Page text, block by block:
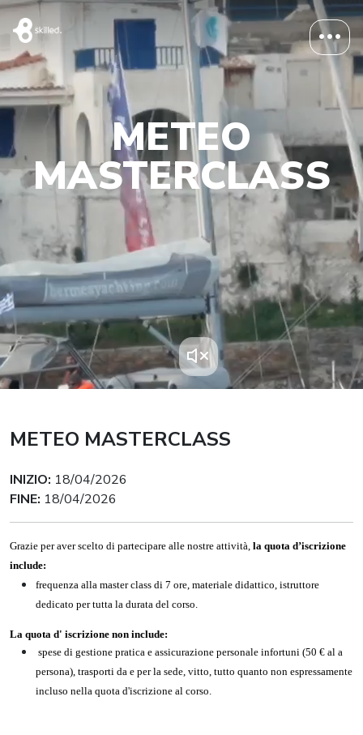
METEO
MASTERCLASS
METEO MASTERCLASS
INIZIO: 18/04/2026
FINE: 18/04/2026
Grazie per aver scelto di partecipare alle nostre attività, la quota d’iscrizione
include:
frequenza alla master class di 7 ore, materiale didattico, istruttore
dedicato per tutta la durata del corso.
La quota d' iscrizione non include:
spese di gestione pratica e assicurazione personale infortuni (50 € al a
persona), trasporti da e per la sede, vitto, tutto quanto non espressamente
incluso nella quota d'iscrizione al corso.